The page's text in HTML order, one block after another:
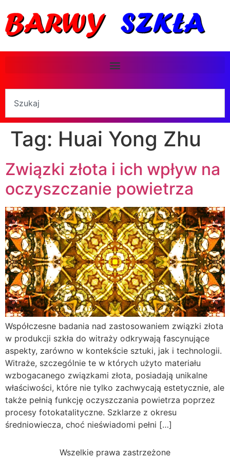
Tag: Huai Yong Zhu
Związki złota i ich wpływ na
oczyszczanie powietrza
Współczesne badania nad zastosowaniem związki złota
w produkcji szkła do witraży odkrywają fascynujące
aspekty, zarówno w kontekście sztuki, jak i technologii.
Witraże, szczególnie te w których użyto materiału
wzbogacanego związkami złota, posiadają unikalne
właściwości, które nie tylko zachwycają estetycznie, ale
także pełnią funkcję oczyszczania powietrza poprzez
procesy fotokatalityczne. Szklarze z okresu
średniowiecza, choć nieświadomi pełni […]
Wszelkie prawa zastrzeżone